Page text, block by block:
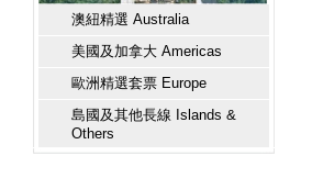
澳紐精選 Australia
美國及加拿大 Americas
歐洲精選套票 Europe
島國及其他長線 Islands &
Others